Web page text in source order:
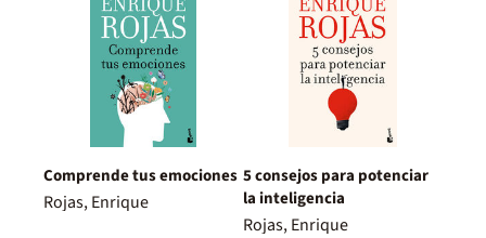
Comprende tus emociones
Rojas, Enrique
5 consejos para potenciar
la inteligencia
Rojas, Enrique